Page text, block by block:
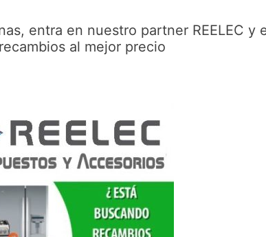
entra en nuestro partner REELEC y
al mejor precio